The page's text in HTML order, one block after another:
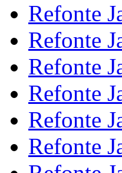
Refonte
Refonte
Refonte
Refonte
Refonte
Refonte